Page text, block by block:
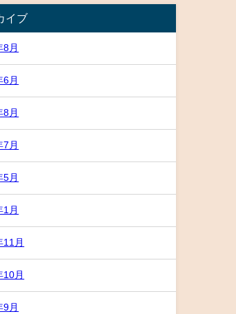
イブ
8月
6月
8月
7月
5月
1月
11月
10月
9月